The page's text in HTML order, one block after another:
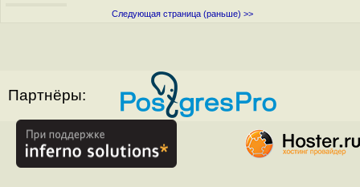
Следующая страница (раньше) >>
Партнёры: